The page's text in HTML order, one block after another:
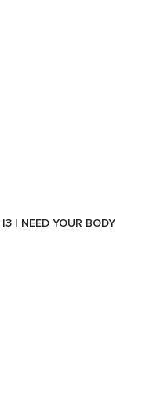
I NEED YOUR BODY